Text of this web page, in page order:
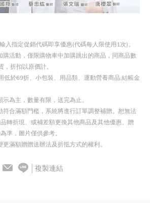
入指定促銷代碼即享優惠(代碼每人限使用1次)。
購活動 ，僅限購物車中加購跳出的商品，同商品數
，折扣以原價計。
低於69折、小包裝、用品類、運動營養商品,結帳金
為主，數量有限，送完為止。
合滿額門檻，系統將進行訂單調整補贈。恕無法
轉折現、或補差額更換其他商品及其他優惠。贈
準 ， 圖片僅供參考。
滿額贈贈送辦法及折抵方式的權利。
複製連結